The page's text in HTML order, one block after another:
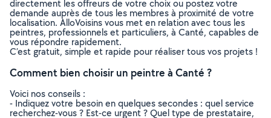
directement les offreurs de votre choix ou postez votre
demande auprès de tous les membres à proximité de votre
localisation. AlloVoisins vous met en relation avec tous les
peintres, professionnels et particuliers, à Canté, capables de
vous répondre rapidement.
C’est gratuit, simple et rapide pour réaliser tous vos projets !
Comment bien choisir un peintre à Canté ?
Voici nos conseils :
- Indiquez votre besoin en quelques secondes : quel service
recherchez-vous ? Est-ce urgent ? Quel type de prestataire,